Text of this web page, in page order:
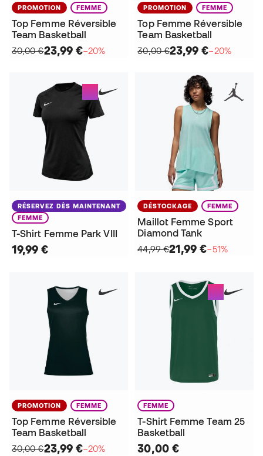
PROMOTION FEMME
Top Femme Réversible
Team Basketball
30,00 €23,99 €−20%
PROMOTION FEMME
Top Femme Réversible
Team Basketball
30,00 €23,99 €−20%
RÉSERVEZ DÈS MAINTENANT
FEMME
T-Shirt Femme Park VIII
19,99 €
DÉSTOCKAGE FEMME
Maillot Femme Sport
Diamond Tank
44,99 €21,99 €−51%
PROMOTION FEMME
Top Femme Réversible
Team Basketball
30,00 €23,99 €−20%
FEMME
T-Shirt Femme Team 25
Basketball
30,00 €